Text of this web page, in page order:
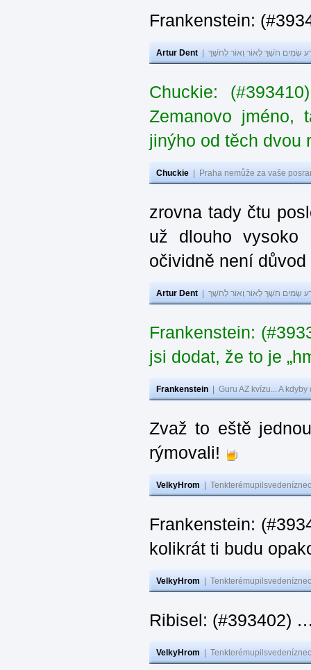
Frankenstein:
Artur Dent שָׂמִים חֹשֶׁךְ לְאוֹר וְאוֹר לְחֹשֶׁךְ
Chuckie:
Zemanovo jméno,
jinýho od těch dvou
Chuckie Praha nemůže za vaše
zrovna tady čtu
už dlouho
očividně není
Artur Dent שָׂמִים חֹשֶׁךְ לְאוֹר וְאוֹר לְחֹשֶׁךְ
Frankenstein:
jsi dodat, že to je
Frankenstein Guru AZ kvízu... A
Zvaž to eště
rýmovali!
VelkyHrom
Frankenstein:
kolikrát ti budu
VelkyHrom
Ribisel: (#393402)
VelkyHrom